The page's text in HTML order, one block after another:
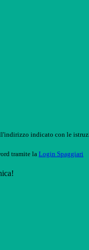
indicato con le
tramite la Login Spaggiari